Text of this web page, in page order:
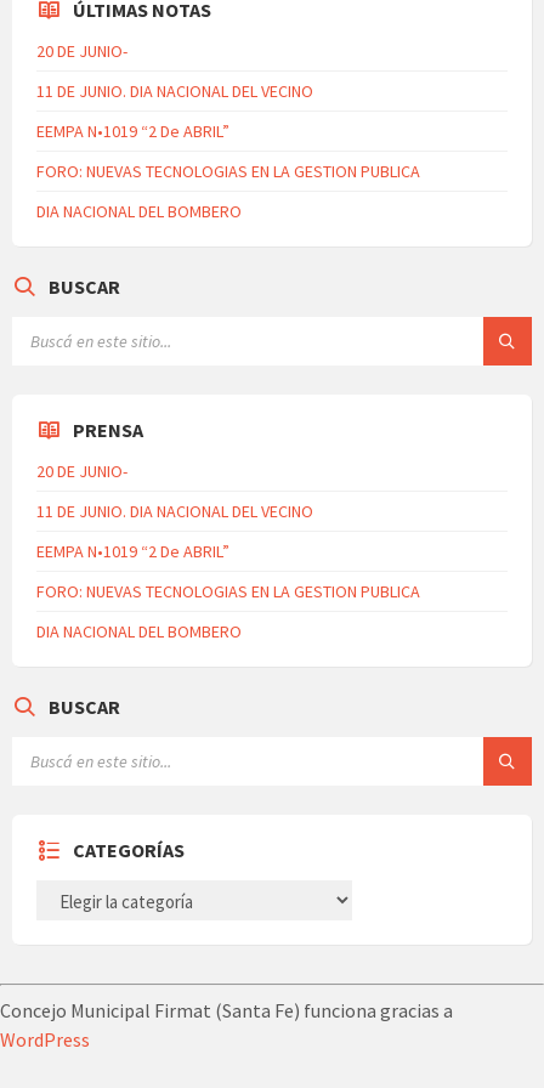
ÚLTIMAS NOTAS
20 DE JUNIO-
11 DE JUNIO. DIA NACIONAL DEL VECINO
EEMPA N•1019 “2 De ABRIL”
FORO: NUEVAS TECNOLOGIAS EN LA GESTION PUBLICA
DIA NACIONAL DEL BOMBERO
BUSCAR
PRENSA
20 DE JUNIO-
11 DE JUNIO. DIA NACIONAL DEL VECINO
EEMPA N•1019 “2 De ABRIL”
FORO: NUEVAS TECNOLOGIAS EN LA GESTION PUBLICA
DIA NACIONAL DEL BOMBERO
BUSCAR
CATEGORÍAS
Concejo Municipal Firmat (Santa Fe) funciona gracias a
WordPress